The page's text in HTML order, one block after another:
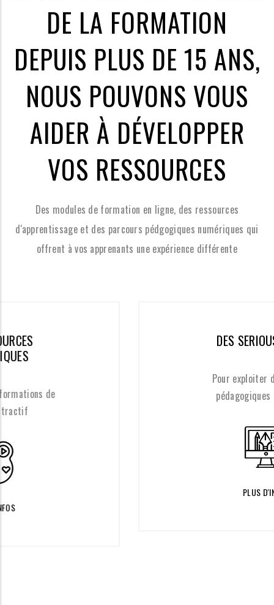
DE LA FORMATION
DEPUIS PLUS DE 15 ANS,
NOUS POUVONS VOUS
AIDER À DÉVELOPPER
VOS RESSOURCES
Des modules de formation en ligne, des ressources
d'apprentissage et des parcours pédgogiques numériques qui
offrent à vos apprenants une expérience différente
DES SERIOUS GAMES
Pour exploiter des modèles
pédagogiques émergents